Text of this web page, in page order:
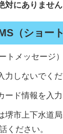
対にありません
（ショー
トメッセージ
力しないでくだ
ード情報を入
堺市上下水道
ください。